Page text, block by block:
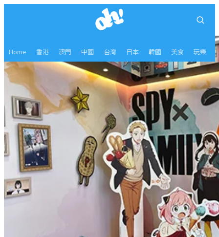
Home 香港 澳門 中國 台灣 日本 韓國 美食 玩樂